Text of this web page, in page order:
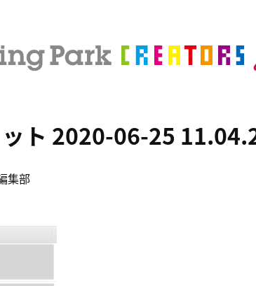
ト 2020-06-25
集部